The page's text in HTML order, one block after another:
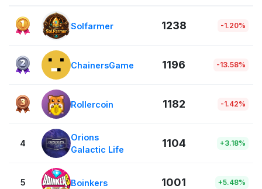
Solfarmer 1238 -1.20%
ChainersGame 1196 -13.58%
Rollercoin 1182 -1.42%
4
Orions
Galactic Life
1104 +3.18%
5 Boinkers 1001 +5.48%